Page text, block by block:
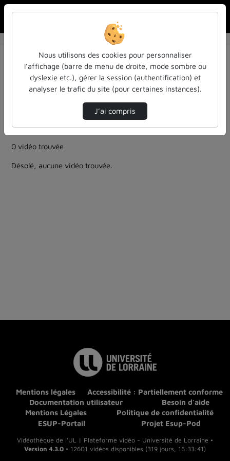
Résultats de la recherche
Filtres actifs (cliquer pour en retirer) :
culture-sciences-et-societe
Français
colloques-et-conferences
la-production-audiovisuelle-des-usages-du-numerique
la-production-audiovisuelle-des-usages-du-numerique
0 vidéo trouvée
Désolé, aucune vidéo trouvée.
Mentions légales
Accessibilité : Partiellement conforme
Documentation utilisateur
Besoin d'aide
Mentions Légales
Politique de confidentialité
ESUP-Portail
Projet Esup-Pod
Vidéothèque de l'UL | Plateforme vidéo - Université de Lorraine •
Version 4.3.0 • 12601 vidéos disponibles (319 jours, 16:33:41)
Nous utilisons des cookies pour personnaliser
l’affichage (barre de menu de droite, mode sombre ou
dyslexie etc.), gérer la session (authentification) et
analyser le trafic du site (pour certaines instances).
J’ai compris